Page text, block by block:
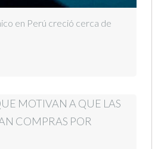
en Perú creció cerca de